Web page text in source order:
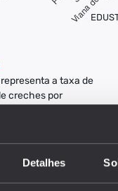
Detalhes
a taxa de
creches por
Mede-se pelo
de vagas em